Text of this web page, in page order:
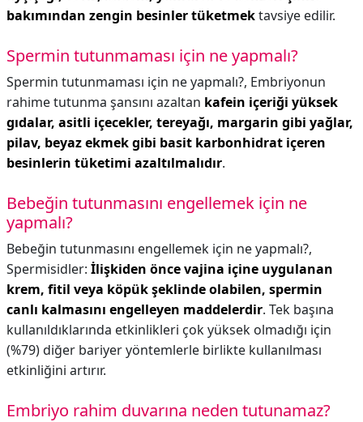
bakımından zengin besinler tüketmektavsiye edilir.
Spermin tutunmaması için ne yapmalı?
Spermin tutunmaması için ne yapmalı?, Embriyonun
rahime tutunma şansını azaltan kafein içeriği yüksek
gıdalar, asitli içecekler, tereyağı, margarin gibi yağlar,
pilav, beyaz ekmek gibi basit karbonhidrat içeren
besinlerin tüketimi azaltılmalıdır.
Bebeğin tutunmasını engellemek için ne
yapmalı?
Bebeğin tutunmasını engellemek için ne yapmalı?,
Spermisidler: İlişkiden önce vajina içine uygulanan
krem, fitil veya köpük şeklinde olabilen, spermin
canlı kalmasını engelleyen maddelerdir. Tek başına
kullanıldıklarında etkinlikleri çok yüksek olmadığı için
(%79) diğer bariyer yöntemlerle birlikte kullanılması
etkinliğini artırır.
Embriyo rahim duvarına neden tutunamaz?